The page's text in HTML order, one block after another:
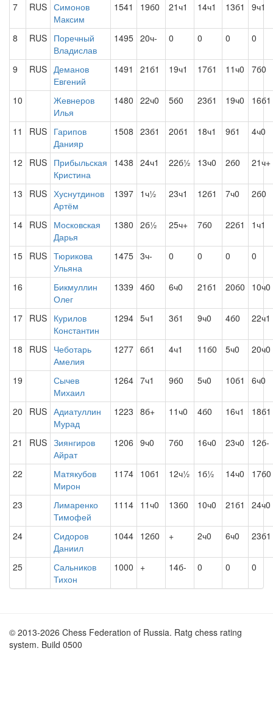
7 RUS Симонов
Максим
1541 19б0 21ч1 14ч1 13б1 9ч1
8 RUS Поречный
Владислав
1495 20ч- 0 0 0 0
9 RUS Деманов
Евгений
1491 21б1 19ч1 17б1 11ч0 7б0
10
Жевнеров
Илья
1480 22ч0 5б0 23б1 19ч0 16б1
11 RUS Гарипов
Данияр
1508 23б1 20б1 18ч1 9б1 4ч0
12 RUS Прибыльская
Кристина
1438 24ч1 22б½ 13ч0 2б0 21ч+
13 RUS Хуснутдинов
Артём
1397 1ч½ 23ч1 12б1 7ч0 2б0
14 RUS Московская
Дарья
1380 2б½ 25ч+ 7б0 22б1 1ч1
15 RUS Тюрикова
Ульяна
1475 3ч- 0 0 0 0
16
Бикмуллин
Олег
1339 4б0 6ч0 21б1 20б0 10ч0
17 RUS Курилов
Константин
1294 5ч1 3б1 9ч0 4б0 22ч1
18 RUS Чеботарь
Амелия
1277 6б1 4ч1 11б0 5ч0 20ч0
19
Сычев
Михаил
1264 7ч1 9б0 5ч0 10б1 6ч0
20 RUS Адиатуллин
Мурад
1223 8б+ 11ч0 4б0 16ч1 18б1
21 RUS Зиянгиров
Айрат
1206 9ч0 7б0 16ч0 23ч0 12б-
22
Матякубов
Мирон
1174 10б1 12ч½ 1б½ 14ч0 17б0
23
Лимаренко
Тимофей
1114 11ч0 13б0 10ч0 21б1 24ч0
24
Сидоров
Даниил
1044 12б0 + 2ч0 6ч0 23б1
25
Сальников
Тихон
1000 + 14б- 0 0 0
© 2013-2026 Chess Federation of Russia. Ratg chess rating
system. Build 0500